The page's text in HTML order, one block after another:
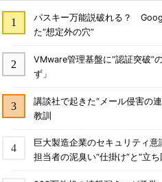
パスキー万能説破れる？
た“想定外の穴”
VMware管理基盤に“認証突破
ず」
講談社で起きた“メール侵害の
教訓
巨大製造企業のセキュリティ
担当者の泥臭い“仕掛け”と“立ち